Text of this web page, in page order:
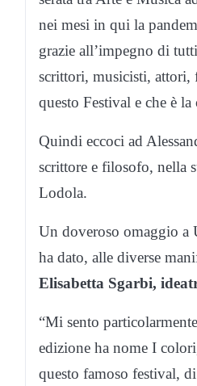
nei mesi in qui la
grazie all’impegno di
scrittori, musicisti, attori,
questo Festival e che è
Quindi eccoci ad
scrittore e filosofo, nella
Lodola.
Un doveroso omaggio a
ha dato, alle diverse
Elisabetta Sgarbi,
“Mi sento
edizione ha nome I
questo famoso festival,